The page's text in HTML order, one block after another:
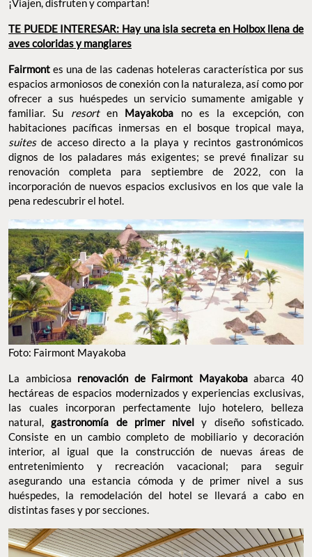
TE PUEDE INTERESAR: Hay una isla secreta en Holbox llena de
aves coloridas y manglares
Fairmont es una de las cadenas hoteleras característica por sus
espacios armoniosos de conexión con la naturaleza, así como por
ofrecer a sus huéspedes un servicio sumamente amigable y
familiar. Su resorten Mayakoba no es la excepción, con
habitaciones pacíficas inmersas en el bosque tropical maya,
suites de acceso directo a la playa y recintos gastronómicos
dignos de los paladares más exigentes; se prevé finalizar su
renovación completa para septiembre de 2022, con la
incorporación de nuevos espacios exclusivos en los que vale la
pena redescubrir el hotel.
Foto: Fairmont Mayakoba
La ambiciosa renovación de Fairmont Mayakobaabarca 40
hectáreas de espacios modernizados y experiencias exclusivas,
las cuales incorporan perfectamente lujo hotelero, belleza
natural,gastronomía de primer nivel y diseño sofisticado.
Consiste en un cambio completo de mobiliario y decoración
interior, al igual que la construcción de nuevas áreas de
entretenimiento y recreación vacacional; para seguir
asegurando una estancia cómoda y de primer nivel a sus
huéspedes, la remodelación del hotel se llevará a cabo en
distintas fases y por secciones.